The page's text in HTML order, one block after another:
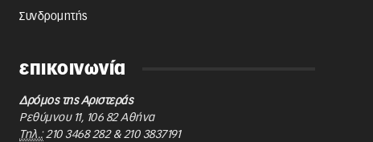
Συνδρομητής
επικοινωνία
Δρόμος της Αριστεράς
Ρεθύμνου 11, 106 82 Αθήνα
Τηλ.: 210 3468 282& 210 3837191